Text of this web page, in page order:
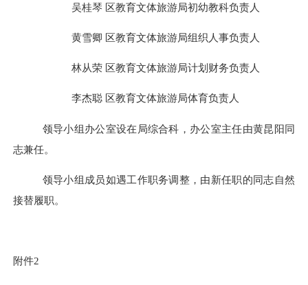
吴桂琴 区教育文体旅游局初幼教科负责人
黄雪卿 区教育文体旅游局组织人事负责人
林从荣 区教育文体旅游局计划财务负责人
李杰聪 区教育文体旅游局体育负责人
领导小组办公室设在局综合科，办公室主任由黄昆阳同
志兼任。
领导小组成员如遇工作职务调整 ， 由新任职的同志自然
接替履职。
附件2